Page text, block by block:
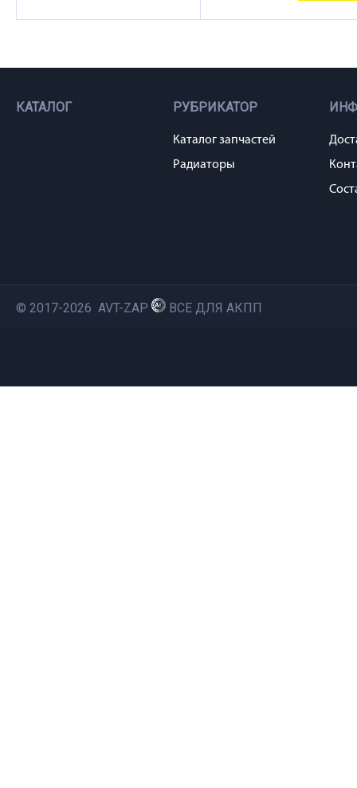
КАТАЛОГ РУБРИКАТОР
Каталог запчастей
Радиаторы
© 2017-2026 AVT-ZAP ВСЕ ДЛЯ АКПП